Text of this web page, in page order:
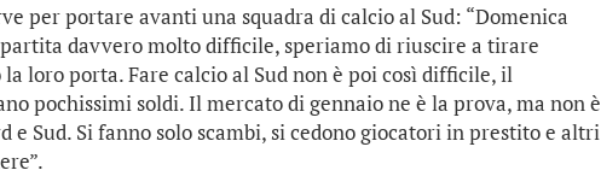
per portare avanti una squadra di calcio al Sud: “Domenica
davvero molto difficile, speriamo di riuscire a tirare
loro porta. Fare calcio al Sud non è poi così difficile, il
pochissimi soldi. Il mercato di gennaio ne è la prova, ma non è
e Sud. Si fanno solo scambi, si cedono giocatori in prestito e altri